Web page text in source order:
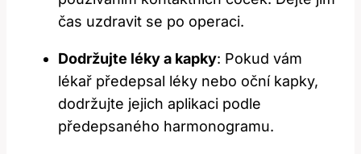
čas uzdravit⁢ se ⁤po ‌operaci.
Dodržujte léky a kapky: Pokud vám
lékař předepsal léky nebo ⁢oční kapky,
dodržujte⁣ jejich aplikaci podle
předepsaného ⁢harmonogramu.